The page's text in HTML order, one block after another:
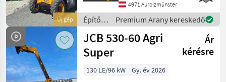
Új gép
Nyomaték 1 400
fordulat/percnél: 66, 9
4971 Aurolzmünster
Építőgépek
/ JCB
Premium Arany kereskedő
JCB 530-60 Agri
Super
Ár
kérésre
130 LE/96 kW
Gy. év 2026